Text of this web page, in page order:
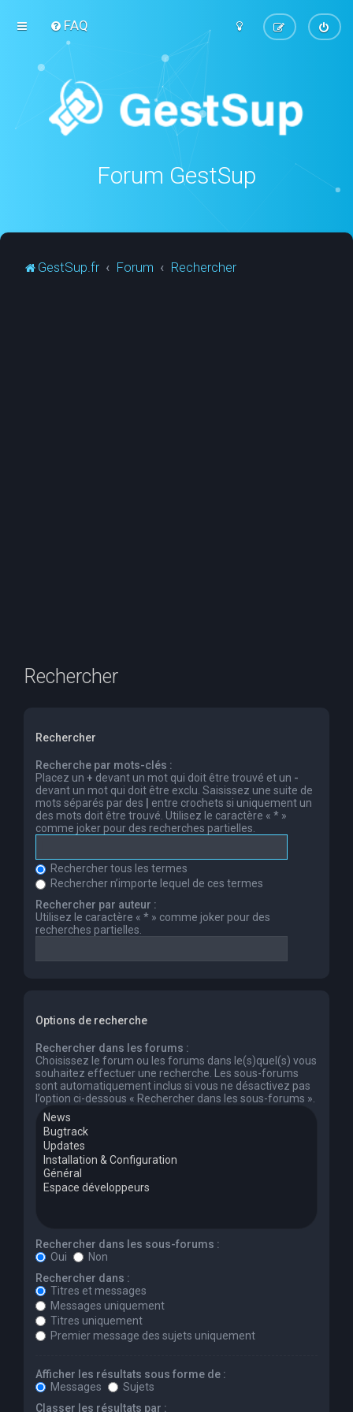
FAQ
Forum GestSup
GestSup.fr Forum Rechercher
Rechercher
Rechercher
Recherche par mots-clés :
Placez un + devant un mot qui doit être trouvé et un -
devant un mot qui doit être exclu. Saisissez une suite de
mots séparés par des
entre crochets si uniquement un
des mots doit être trouvé. Utilisez le caractère « * »
comme joker pour des recherches partielles.
Rechercher tous les termes
Rechercher n’importe lequel de ces termes
Rechercher par auteur :
Utilisez le caractère « * » comme joker pour des
recherches partielles.
Options de recherche
Rechercher dans les forums :
Choisissez le forum ou les forums dans le(s)quel(s) vous
souhaitez effectuer une recherche. Les sous-forums
sont automatiquement inclus si vous ne désactivez pas
l’option ci-dessous « Rechercher dans les sous-forums ».
Rechercher dans les sous-forums :
Oui
Non
Rechercher dans :
Titres et messages
Messages uniquement
Titres uniquement
Premier message des sujets uniquement
Afficher les résultats sous forme de :
Messages
Sujets
Classer les résultats par :